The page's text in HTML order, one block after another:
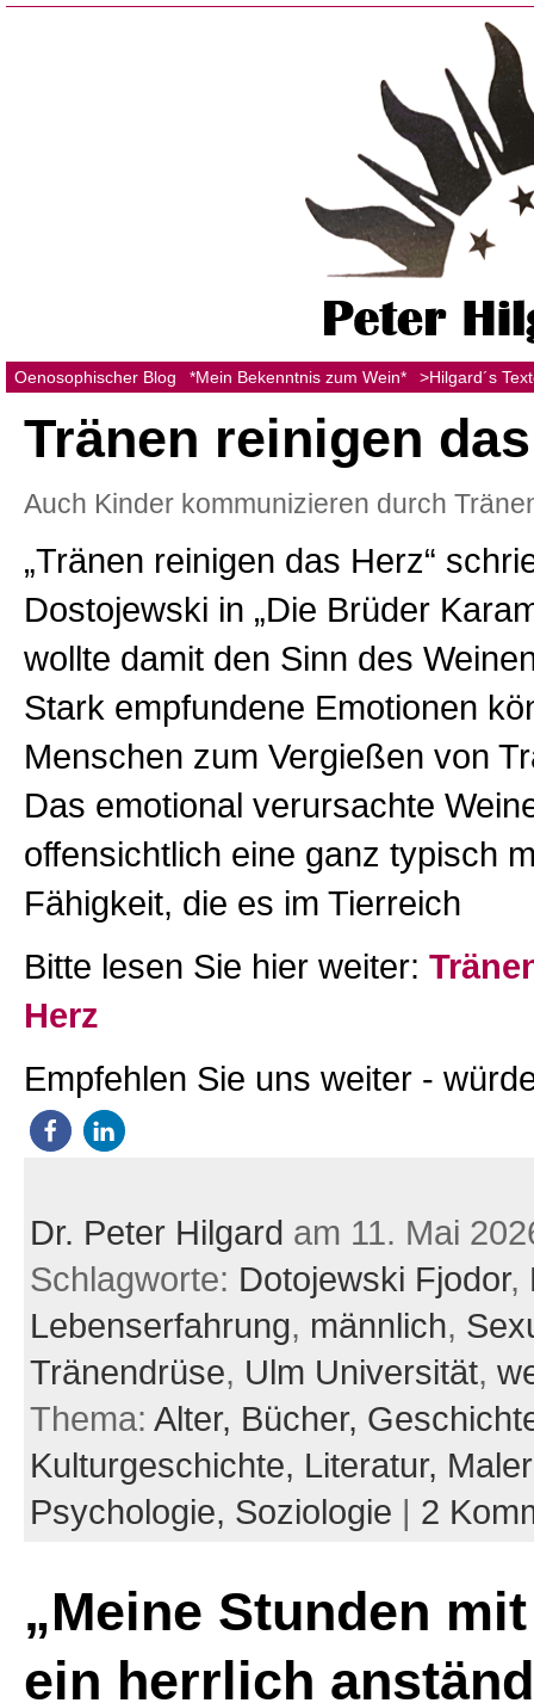
Oenosophischer Blog *Mein Bekenntnis zum Wein* >Hilgard´s
Tränen reinigen
Auch Kinder kommunizieren durch
„Tränen reinigen das Herz“
Dostojewski in „Die Brüder
wollte damit den Sinn des
Stark empfundene Emotionen
Menschen zum Vergießen von
Das emotional verursachte
offensichtlich eine ganz typisch
Fähigkeit, die es im Tierreich
Bitte lesen Sie hier weiter:
Herz
Empfehlen Sie uns weiter -
Dr. Peter Hilgard am 11. Mai
Schlagworte: Dotojewski Fjodor,
Lebenserfahrung, männlich,
Tränendrüse, Ulm Universität,
Thema: Alter, Bücher,
Kulturgeschichte, Literatur,
Psychologie, Soziologie | 2
„Meine Stunden
ein herrlich